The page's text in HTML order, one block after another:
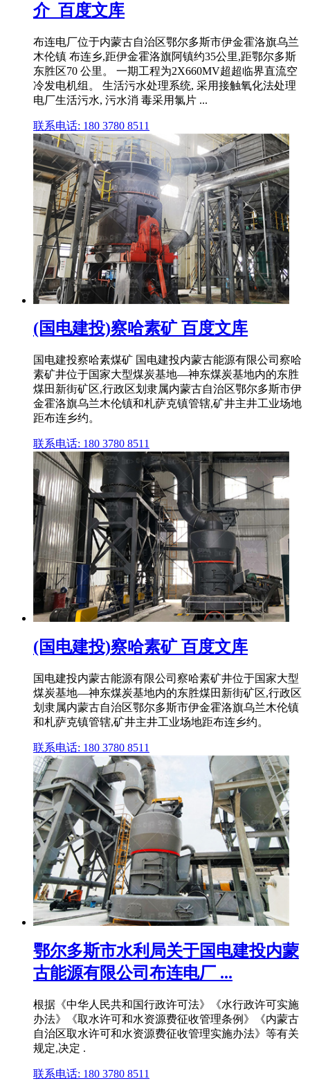
介_百度文库
布连电厂位于内蒙古自治区鄂尔多斯市伊金霍洛旗乌兰
木伦镇 布连乡,距伊金霍洛旗阿镇约35公里,距鄂尔多斯
东胜区70 公里。 一期工程为2X660MV超超临界直流空
冷发电机组。 生活污水处理系统, 采用接触氧化法处理
电厂生活污水, 污水消 毒采用氯片 ...
联系电话: 180 3780 8511
(国电建投)察哈素矿 百度文库
国电建投察哈素煤矿 国电建投内蒙古能源有限公司察哈
素矿井位于国家大型煤炭基地—神东煤炭基地内的东胜
煤田新街矿区,行政区划隶属内蒙古自治区鄂尔多斯市伊
金霍洛旗乌兰木伦镇和札萨克镇管辖,矿井主井工业场地
距布连乡约。
联系电话: 180 3780 8511
(国电建投)察哈素矿 百度文库
国电建投内蒙古能源有限公司察哈素矿井位于国家大型
煤炭基地—神东煤炭基地内的东胜煤田新街矿区,行政区
划隶属内蒙古自治区鄂尔多斯市伊金霍洛旗乌兰木伦镇
和札萨克镇管辖,矿井主井工业场地距布连乡约。
联系电话: 180 3780 8511
鄂尔多斯市水利局关于国电建投内蒙
古能源有限公司布连电厂 ...
根据《中华人民共和国行政许可法》《水行政许可实施
办法》《取水许可和水资源费征收管理条例》《内蒙古
自治区取水许可和水资源费征收管理实施办法》等有关
规定,决定 .
联系电话: 180 3780 8511